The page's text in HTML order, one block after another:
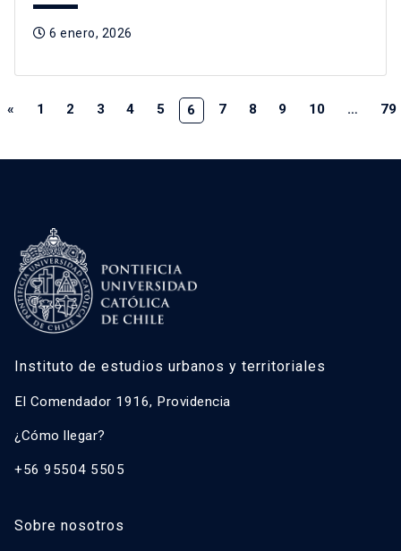
6 enero, 2026
« 1 2 3 4 5 6 7 8 9 10 … 79
Instituto de estudios urbanos y territoriales
El Comendador 1916, Providencia
¿Cómo llegar?
+56 95504 5505
Sobre nosotros